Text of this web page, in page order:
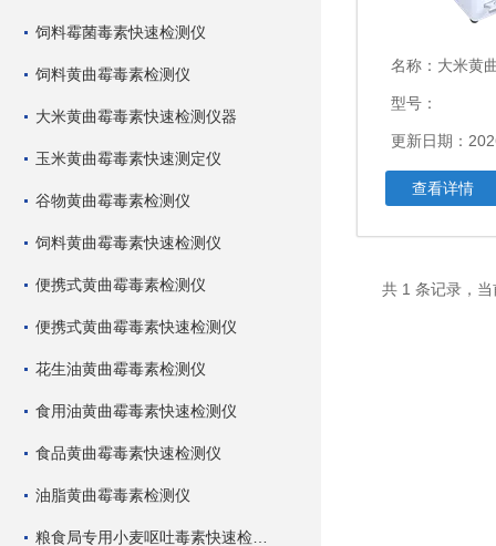
饲料霉菌毒素快速检测仪
饲料黄曲霉毒素检测仪
大米黄曲霉毒素快速检测仪器
玉米黄曲霉毒素快速测定仪
谷物黄曲霉毒素检测仪
饲料黄曲霉毒素快速检测仪
便携式黄曲霉毒素检测仪
便携式黄曲霉毒素快速检测仪
花生油黄曲霉毒素检测仪
食用油黄曲霉毒素快速检测仪
食品黄曲霉毒素快速检测仪
油脂黄曲霉毒素检测仪
名称： 大米黄曲
型号：
更新日期：
查看详情
共 1 条记录，